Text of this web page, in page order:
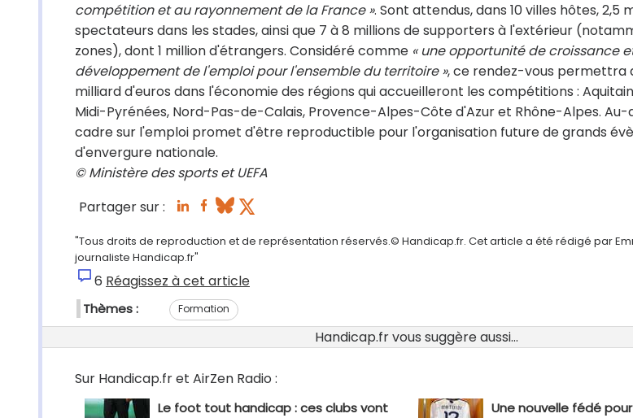
compétition et au rayonnement de la France ». Sont attendus, dans 10 villes hôtes, 2,5
spectateurs dans les stades, ainsi que 7 à 8 millions de supporters à l'extérieur
zones), dont 1 million d'étrangers. Considéré comme « une opportunité de croissance
développement de l'emploi pour l'ensemble du territoire », ce rendez-vous permettra
milliard d'euros dans l'économie des régions qui accueilleront les compétitions :
Midi-Pyrénées, Nord-Pas-de-Calais, Provence-Alpes-Côte d'Azur et Rhône-Alpes.
cadre sur l'emploi promet d'être reproductible pour l'organisation future de grands
d'envergure nationale.
© Ministère des sports et UEFA
Partager sur :
"Tous droits de reproduction et de représentation réservés.© Handicap.fr. Cet article a été rédigé par
journaliste Handicap.fr"
6 Réagissez à cet article
Thèmes : Formation
Handicap.fr vous suggère aussi...
Sur Handicap.fr et AirZen Radio :
Le foot tout handicap : ces clubs vont
Une nouvelle fédé